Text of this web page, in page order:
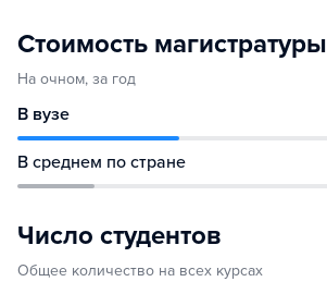
Стоимость магистратуры
На очном, за год
В вузе
В среднем по стране
Число студентов
Общее количество на всех курсах